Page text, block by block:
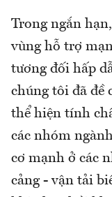
Trong ngắn
vùng hỗ trợ
tương đối hấp
chúng tôi đã đề
thể hiện tính
các nhóm
cơ mạnh ở các
cảng - vận tải